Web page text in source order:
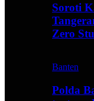
Soroti
Zero
Banten
Polda